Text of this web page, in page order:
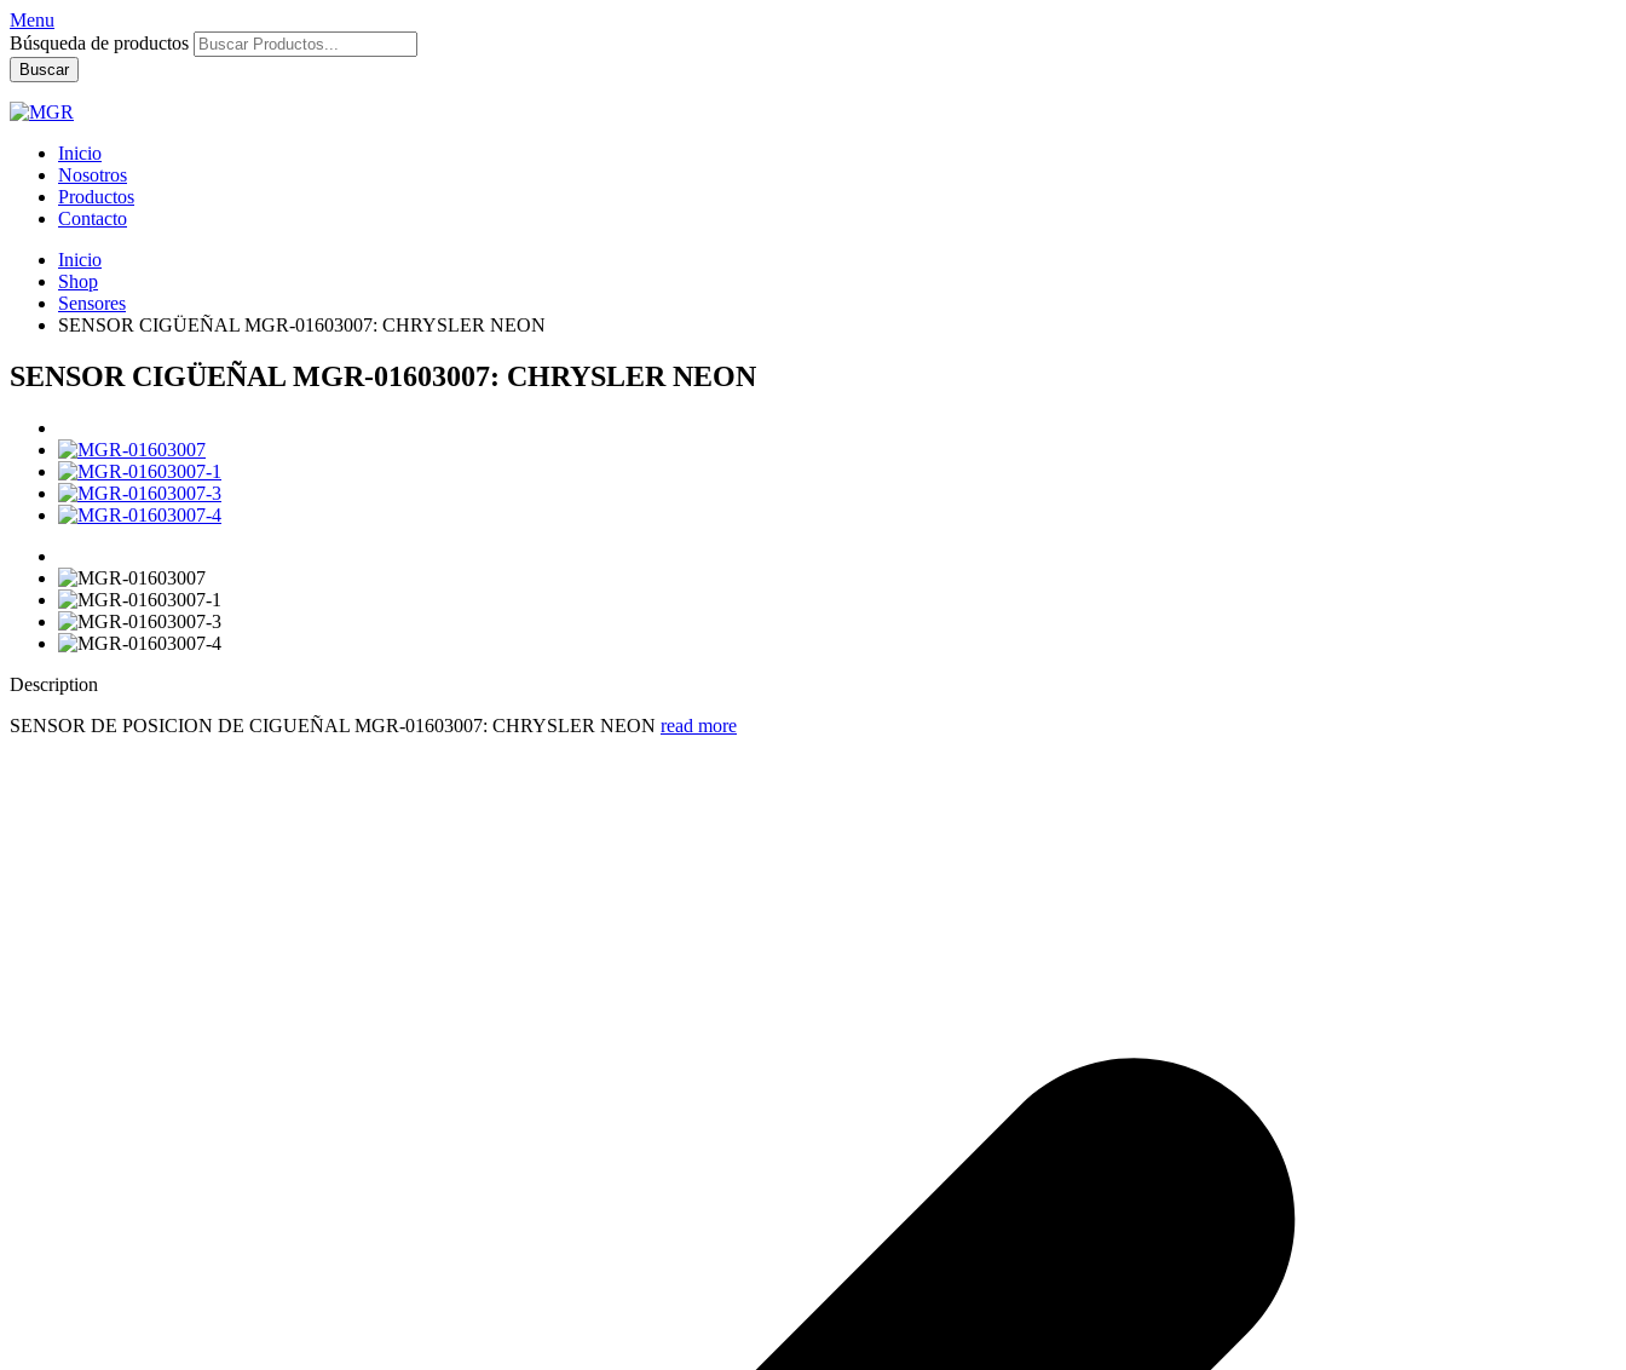
Menu
Búsqueda de productos
Buscar
Inicio
Nosotros
Productos
Contacto
Inicio
Shop
Sensores
SENSOR CIGÜEÑAL MGR-01603007: CHRYSLER NEON
SENSOR CIGÜEÑAL MGR-01603007: CHRYSLER NEON
Description
SENSOR DE POSICION DE CIGUEÑAL MGR-01603007: CHRYSLER NEON read more